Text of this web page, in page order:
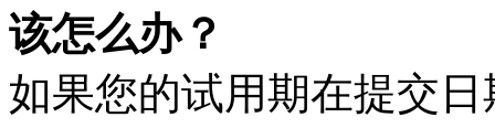
该怎么办？
如果您的试用期在提交